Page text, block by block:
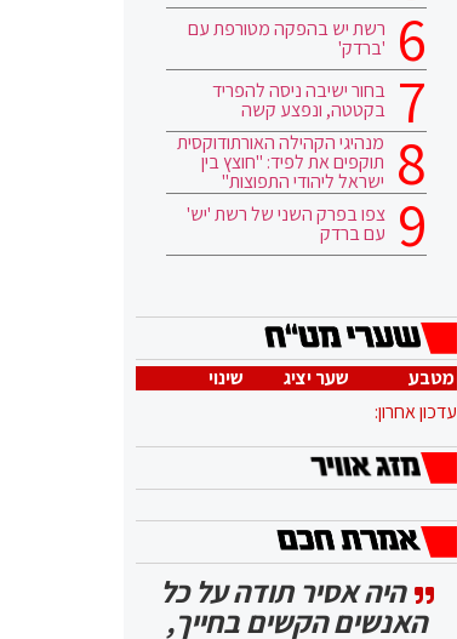
רשת יש בהפקה מטורפת עם
'ברדק'
בחור ישיבה ניסה להפריד
בקטטה, ונפצע קשה
מנהיגי הקהילה האורתודוקסית
תוקפים את לפיד: "חוצץ בין
ישראל ליהודי התפוצות"
צפו בפרק השני של רשת 'יש'
עם ברדק
מטבע שער יציג
שינוי
עדכון אחרון:
היה אסיר תודה על כל
האנשים הקשים בחייך,